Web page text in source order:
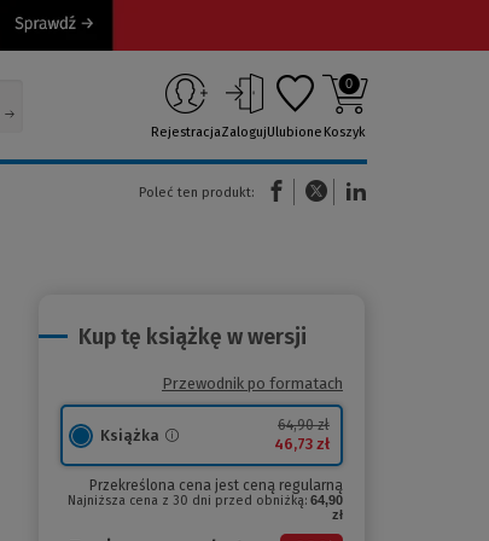
RejestracjaZalogujUlubione
0
Koszyk
Poleć ten produkt:
(Nowe okno)(Link do innej strony)
Kup tę książkę w wersji
Przewodnik po formatach
Książka
64,90 zł
46,73 zł
Przekreślona cena jest ceną regularną
Najniższa cena z 30 dni przed obniżką: 64,90
zł